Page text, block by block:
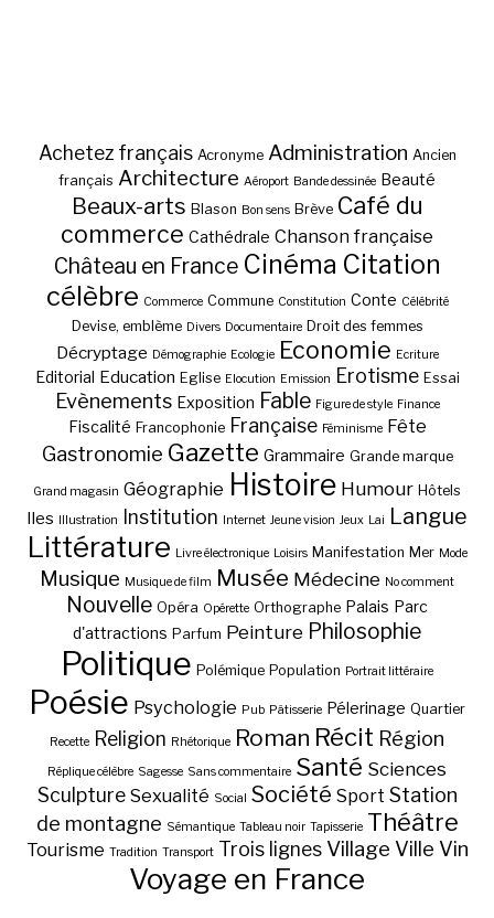
Achetez français Acronyme Administration Ancien
français Architecture Aéroport Bande dessinée Beauté
Beaux-arts Blason Bon sens Brève Café du
commerce Cathédrale Chanson française
Château en France Cinéma Citation
célèbre Commerce Commune Constitution Conte Célébrité
Devise, emblème Divers Documentaire Droit des femmes
Décryptage Démographie Ecologie Economie Ecriture
Editorial Education Eglise Elocution Emission Erotisme Essai
Evènements Exposition Fable Figure de style Finance
Fiscalité Francophonie Française Féminisme Fête
Gastronomie Gazette Grammaire Grande marque
Grand magasin Géographie Histoire Humour Hôtels
Iles Illustration Institution Internet Jeune vision Jeux Lai Langue
Littérature Livre électronique Loisirs Manifestation Mer Mode
Musique Musique de film Musée Médecine No comment
Nouvelle Opéra Opérette Orthographe Palais Parc
d'attractions Parfum Peinture Philosophie
Politique Polémique Population Portrait littéraire
Poésie Psychologie Pub Pâtisserie Pélerinage Quartier
Recette Religion Rhétorique Roman Récit Région
Réplique célèbre Sagesse Sans commentaire Santé Sciences
Sculpture Sexualité Social Société Sport Station
de montagne Sémantique Tableau noir Tapisserie Théâtre
Tourisme Tradition Transport Trois lignes Village Ville Vin
Voyage en France